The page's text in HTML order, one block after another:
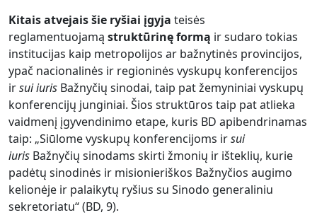
Kitais atvejais šie ryšiai įgyja teisės
reglamentuojamą struktūrinę formą ir sudaro tokias
institucijas kaip metropolijos ar bažnytinės provincijos,
ypač nacionalinės ir regioninės vyskupų konferencijos
irsui iuris Bažnyčių sinodai, taip pat žemyniniai vyskupų
konferencijų junginiai. Šios struktūros taip pat atlieka
vaidmenį įgyvendinimo etape, kuris BD apibendrinamas
taip: „Siūlome vyskupų konferencijoms irsui
iuris Bažnyčių sinodams skirti žmonių ir išteklių, kurie
padėtų sinodinės ir misionieriškos Bažnyčios augimo
kelionėje ir palaikytų ryšius su Sinodo generaliniu
sekretoriatu“ (BD, 9).